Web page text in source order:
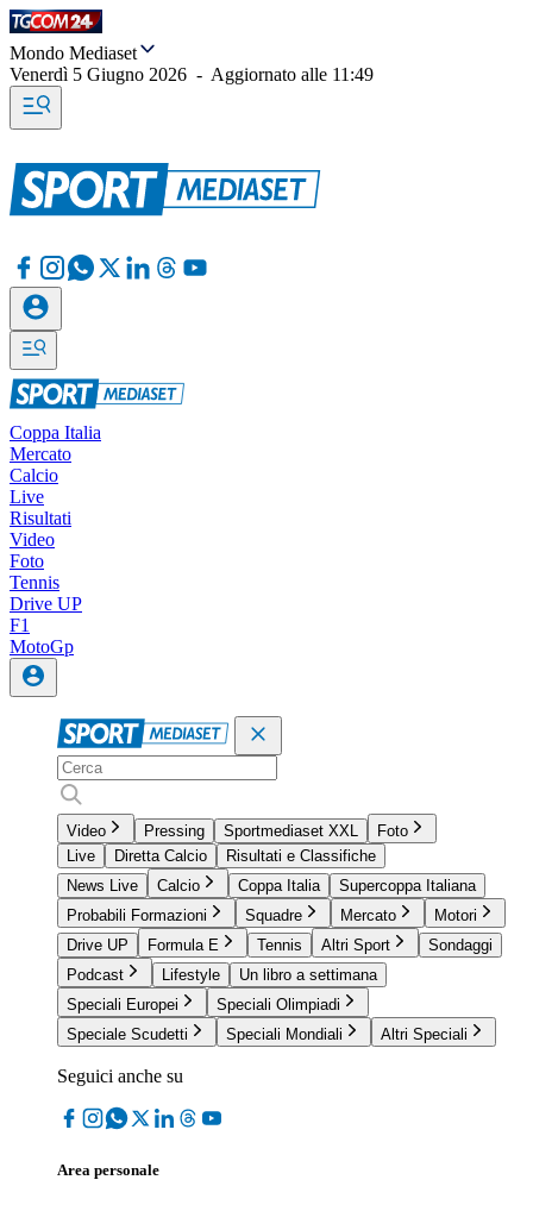
Mondo Mediaset
Venerdì 5 Giugno 2026 - Aggiornato alle 11:49
Coppa Italia
Mercato
Calcio
Live
Risultati
Video
Foto
Tennis
Drive UP
F1
MotoGp
Video Pressing Sportmediaset XXL
Foto
Live
Diretta Calcio
Risultati e Classifiche
News Live
Calcio Coppa Italia
Supercoppa Italiana
Probabili Formazioni
Squadre Mercato
Motori
Drive UP
Formula E Tennis Altri Sport
Sondaggi
Podcast
Lifestyle
Un libro a settimana
Speciali Europei
Speciali Olimpiadi
Speciale Scudetti
Speciali Mondiali Altri Speciali
Seguici anche su
Area personale